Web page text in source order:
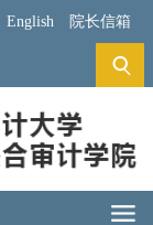
English 院长信箱